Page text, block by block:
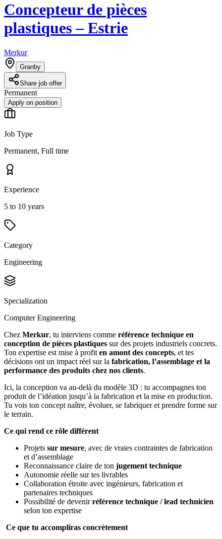
Concepteur de pièces
plastiques – Estrie
Merkur
Granby
Share job offer
Permanent
Apply on position
Job Type
Permanent, Full time
Experience
5 to 10 years
Category
Engineering
Specialization
Computer Engineering
Chez Merkur, tu interviens comme référence technique en
conception de pièces plastiques sur des projets industriels concrets.
Ton expertise est mise à profit en amont des concepts, et tes
décisions ont un impact réel sur la fabrication, l’assemblage et la
performance des produits chez nos clients.
Ici, la conception va au‑delà du modèle 3D : tu accompagnes ton
produit de l’idéation jusqu’à la fabrication et la mise en production.
Tu vois ton concept naître, évoluer, se fabriquer et prendre forme sur
le terrain.
Ce qui rend ce rôle différent
Projets sur mesure, avec de vraies contraintes de fabrication
et d’assemblage
Reconnaissance claire de ton jugement technique
Autonomie réelle sur tes livrables
Collaboration étroite avec ingénieurs, fabrication et
partenaires techniques
Possibilité de devenirréférence technique / lead technicien
selon ton expertise
Ce que tu accompliras concrètement